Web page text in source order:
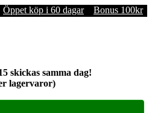
Öppet köp i 60 dagar Bonus 100kr
skickas samma dag!
lagervaror)